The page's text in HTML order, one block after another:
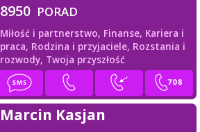
8950 PORAD
Miłość i partnerstwo, Finanse, Kariera i
praca, Rodzina i przyjaciele, Rozstania i
rozwody, Twoja przyszłość
Marcin Kasjan